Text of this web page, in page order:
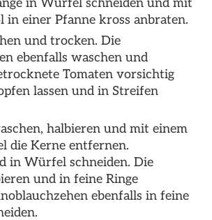
in einer Pfanne kross anbraten.
und trocken. Die
ebenfalls waschen und
Tomaten vorsichtig
lassen und in Streifen
halbieren und mit einem
die Kerne entfernen.
in Würfel schneiden. Die
und in feine Ringe
ebenfalls in feine